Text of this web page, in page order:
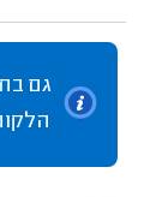
גם